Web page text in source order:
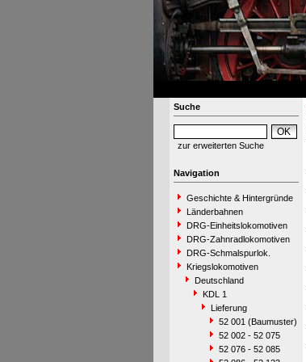
Suche
zur erweiterten Suche
Navigation
Geschichte & Hintergründe
Länderbahnen
DRG-Einheitslokomotiven
DRG-Zahnradlokomotiven
DRG-Schmalspurlok.
Kriegslokomotiven
Deutschland
KDL 1
Lieferung
52 001 (Baumuster)
52 002 - 52 075
52 076 - 52 085